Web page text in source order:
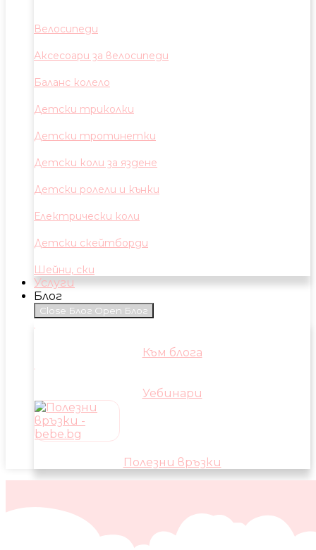
Велосипеди
Аксесоари за велосипеди
Баланс колело
Детски триколки
Детски тротинетки
Детски коли за яздене
Детски ролели и кънки
Електрически коли
Детски скейтборди
Шейни, ски
Услуги
Блог
Close Блог Open Блог
Към блога
Уебинари
Полезни връзки